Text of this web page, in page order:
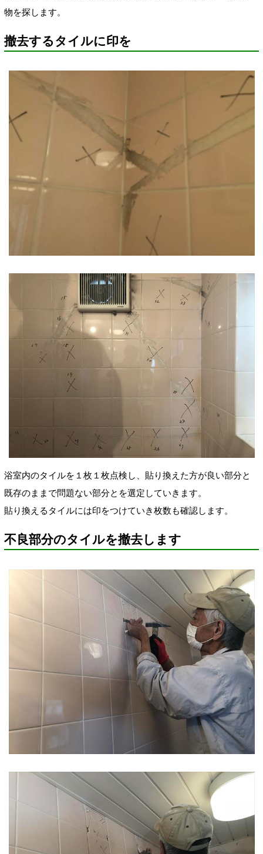
物を探します。
撤去するタイルに印を
浴室内のタイルを１枚１枚点検し、貼り換えた方が良い部分と
既存のままで問題ない部分とを選定していきます。
貼り換えるタイルには印をつけていき枚数も確認します。
不良部分のタイルを撤去します